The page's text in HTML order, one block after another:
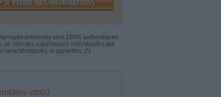
présentés sont 100% authentiques.
ce sont des expériences individuelles qui
caractéristiques, ni garanties. (*)
VIDÉO